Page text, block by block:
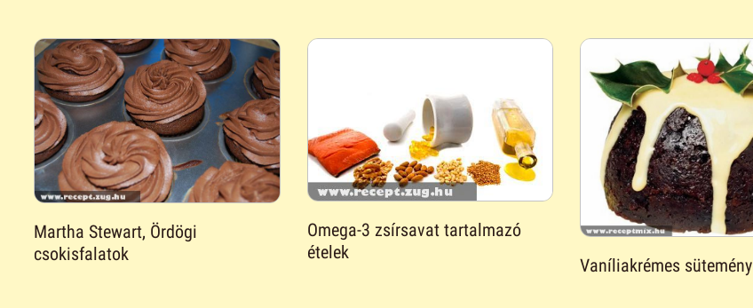
Martha Stewart, Ördögi
csokisfalatok
Omega-3 zsírsavat tartalmazó
ételek
Vaníliakrémes sütemény